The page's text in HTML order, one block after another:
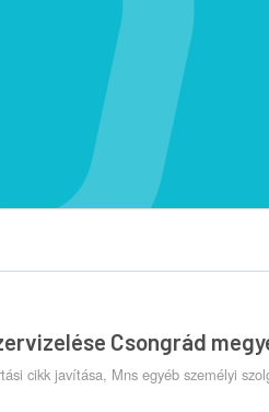
Csongrád
cikk javítása, Mns egyéb személyi